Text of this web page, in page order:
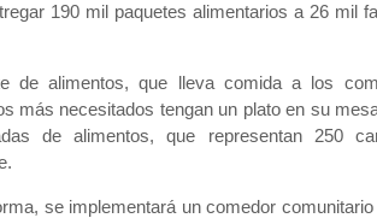
190 mil paquetes alimentarios a 26 mil
de alimentos, que lleva comida a los
más necesitados tengan un plato en su
de alimentos, que representan 250
se implementará un comedor